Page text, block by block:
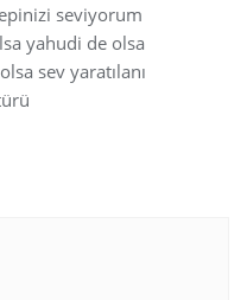
seviyorum
yahudi de olsa
sev yaratılanı